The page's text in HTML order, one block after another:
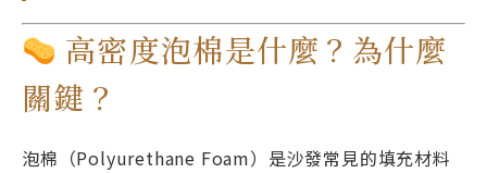
高密度泡棉是什麼？為什麼
關鍵？
泡棉（Polyurethane Foam）是沙發常見的填充材料